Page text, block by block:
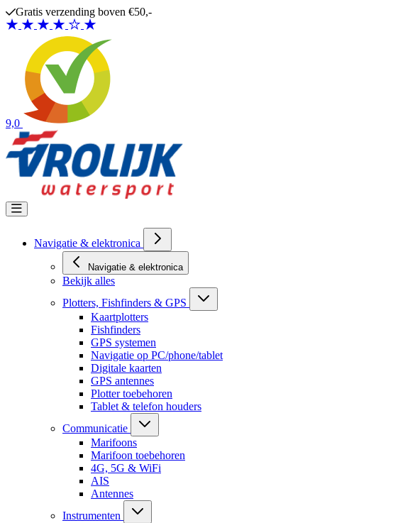
Ga naar de inhoud
Gratis verzending boven €50,-
9,0
Navigatie & elektronica
Navigatie & elektronica
Bekijk alles
Plotters, Fishfinders & GPS
Kaartplotters
Fishfinders
GPS systemen
Navigatie op PC/phone/tablet
Digitale kaarten
GPS antennes
Plotter toebehoren
Tablet & telefon houders
Communicatie
Marifoons
Marifoon toebehoren
4G, 5G & WiFi
AIS
Antennes
Instrumenten